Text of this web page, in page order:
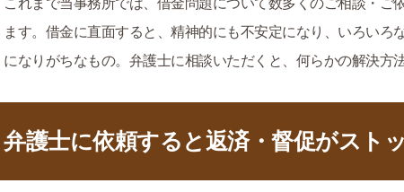
これまで当事務所では、借金問題について数多くのご相談・ご
ます。借金に直面すると、精神的にも不安定になり、いろい
になりがちなもの。弁護士に相談いただくと、何らかの解決方
弁護士に依頼すると返済・督促がスト